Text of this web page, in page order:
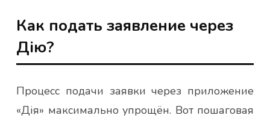
Как подать заявление через
Дію?
Процесс подачи заявки через приложение
«Дія» максимально упрощён. Вот пошаговая